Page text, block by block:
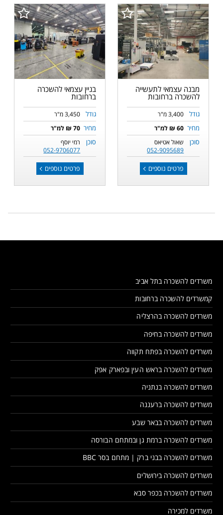
מבנה עצמאי לתעשייה
להשכרה ברחובות
גודל 3,400 מ"ר
מחיר 60 ₪ למ"ר
סוכן
שאול אטיאס
052-9095689
פרטים נוספים
בניין עצמאי להשכרה
ברחובות
גודל 3,450 מ"ר
מחיר 70 ₪ למ"ר
סוכן
רמי יוסף
052-9706077
פרטים נוספים
משרדים להשכרה בתל אביב
קמשרדים להשכרה ברחובות
משרדים להשכרה בהרצליה
משרדים להשכרה בחיפה
משרדים להשכרה בפתח תקווה
משרדים להשכרה בראש העין ובפארק אפק
משרדים להשכרה בנתניה
משרדים להשכרה ברעננה
משרדים להשכרה בבאר שבע
משרדים להשכרה ברמת גן ובמתחם הבורסה
משרדים להשכרה בבני ברק | מתחם בסר BBC
משרדים להשכרה בירושלים
משרדים להשכרה בכפר סבא
משרדים למכירה